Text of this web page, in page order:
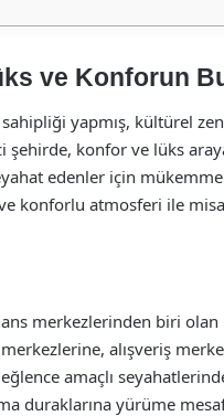
ve Konforun
yapmış, kültürel
konfor ve lüks
edenler için
konforlu atmosferi ile
merkezlerinden biri
alışveriş
amaçlı
duraklarına yürüme